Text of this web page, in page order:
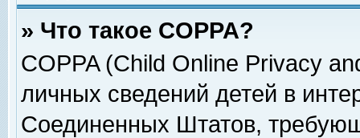
» Что такое COPPA?
COPPA (Child Online Privacy
личных сведений детей в
Соединенных Штатов,